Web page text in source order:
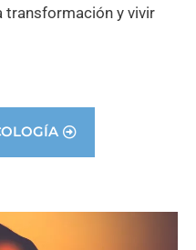
transformación y vivir